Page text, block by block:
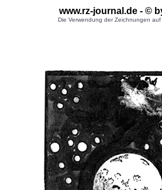
www.rz-journal.de - ©
Die Verwendung der Zeichnungen